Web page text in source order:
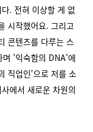
. 전혀 이상할 게 없
시작했어요. 그리고
콘텐츠를 다루는 스
며 '익숙함의 DNA'에
직업인'으로 저를 소
에서 새로운 차원의